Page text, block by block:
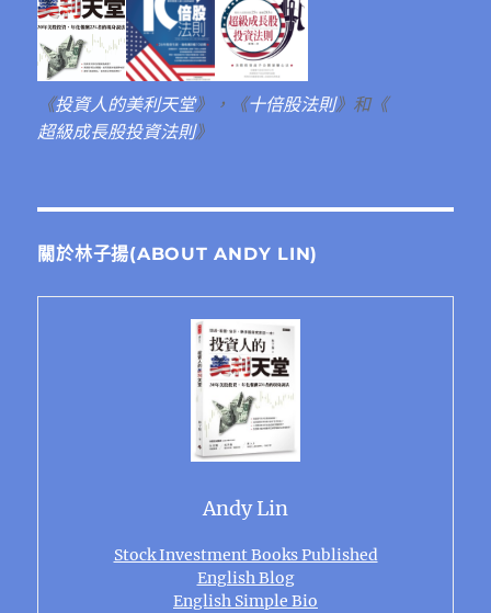
《投資人的美利天堂》，《十倍股法則》和《
超級成長股投資法則》
關於林子揚(ABOUT ANDY LIN)
Andy Lin
Stock Investment Books Published
English Blog
English Simple Bio